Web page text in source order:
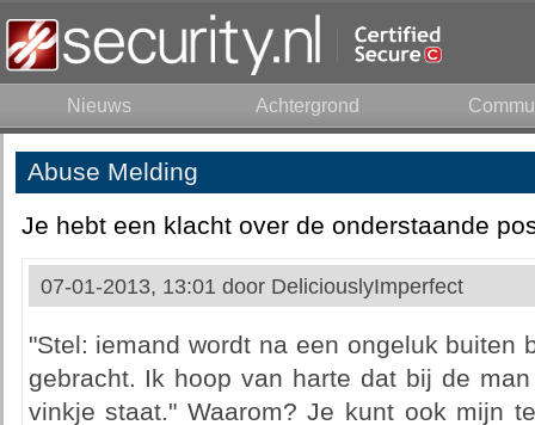
Nieuws Achtergrond
Abuse Melding
Je hebt een klacht over de onderstaande
07-01-2013, 13:01 door DeliciouslyImperfect
"Stel: iemand wordt na een ongeluk buiten
gebracht. Ik hoop van harte dat bij de
vinkje staat." Waarom? Je kunt ook mijn